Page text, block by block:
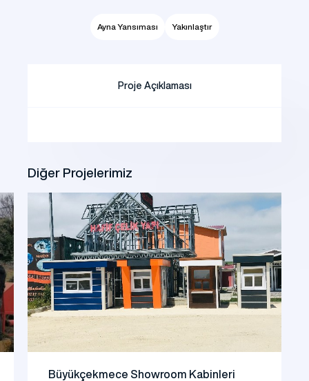
Ayna Yansıması Yakınlaştır
Proje Açıklaması
Diğer Projelerimiz
Büyükçekmece Showroom Kabinleri